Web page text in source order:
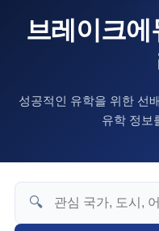
브레이크에
성공적인 유학을 위한 선
유학 정보
🔍